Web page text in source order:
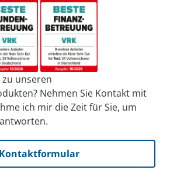
zu unseren
Nehmen Sie Kontakt mit
ich mir die Zeit für Sie, um
Kontaktformular